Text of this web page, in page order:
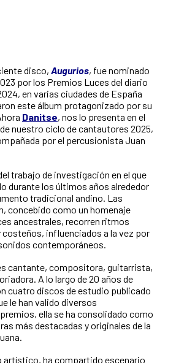
disco, Augurios, fue nominado
por los Premios Luces del diario
en varias ciudades de España
este álbum protagonizado por su
Danitse, nos lo presenta en el
nuestro ciclo de cantautores 2025,
por el percusionista Juan
trabajo de investigación en el que
durante los últimos años alrededor
tradicional andino. Las
concebido como un homenaje
ancestrales, recorren ritmos
costeños, influenciados a la vez por
contemporáneos.
cantante, compositora, guitarrista,
A lo largo de 20 años de
cuatro discos de estudio publicado
le han valido diversos
ella se ha consolidado como
más destacadas y originales de la
artístico, ha compartido escenario